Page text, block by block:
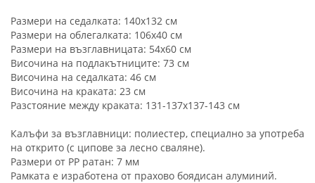
Размери на седалката: 140x132 см
Размери на облегалката: 106x40 см
Размери на възглавницата: 54x60 см
Височина на подлакътниците: 73 см
Височина на седалката: 46 см
Височина на краката: 23 см
Разстояние между краката: 131-137x137-143 см
Калъфи за възглавници: полиестер, специално за употреба
на открито (с ципове за лесно сваляне).
Размери от РР ратан: 7 мм
Рамката е изработена от прахово боядисан алуминий.